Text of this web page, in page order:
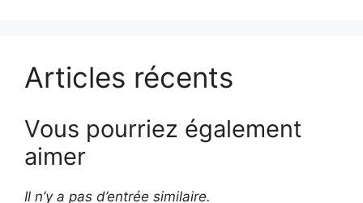
Articles récents
Vous pourriez également
aimer
Il n’y a pas d’entrée similaire.